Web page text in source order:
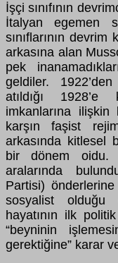
İşçi sınıfının
İtalyan egemen
sınıflarının
arkasına alan
pek
geldiler.
atıldığı
imkanlarına
karşın faşist
arkasında kitlesel
bir dönem oidu.
aralarında
Partisi)
sosyalist olduğu
hayatının ilk
“beyninin
gerektiğine” karar